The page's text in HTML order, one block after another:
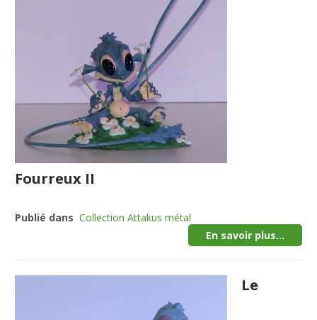
Fourreux II
Publié dans Collection Attakus métal
En savoir plus...
Le